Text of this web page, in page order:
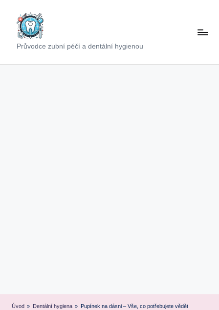
contentPrůvodce zubní péčí a dentální hygienou
Úvod » Dentální hygiena » Pupínek na dásni – Vše, co potřebujete vědět